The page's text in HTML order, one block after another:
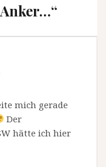
“
mich gerade
Der
hätte ich hier